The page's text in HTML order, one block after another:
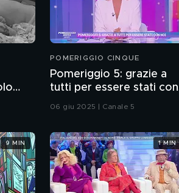
POMERIGGIO CINQUE
Pomeriggio 5: grazie a
tutti per essere stati con
06 giu 2025 | Canale 5
9 MIN 1 MIN